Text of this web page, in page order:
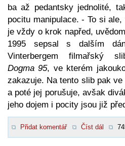
ba až pedantsky jednolité,
pocitu manipulace. - To si
je vždy o krok napřed,
1995 sepsal s dalším
Vinterbergem filmařský
Dogma 95, ve kterém
zakazuje. Na tento slib pak
a poté jej porušuje, avšak
jeho dojem i pocity jsou již
Přidat komentář Číst dál